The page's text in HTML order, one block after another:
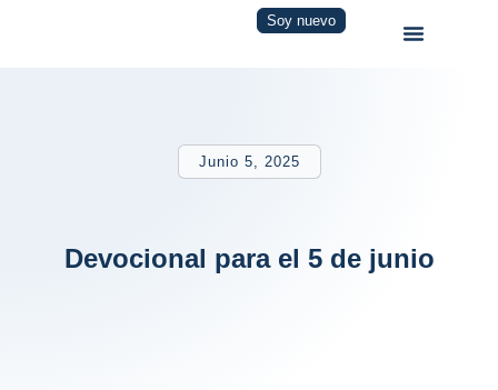
Soy nuevo
Junio 5, 2025
Devocional para el 5 de junio